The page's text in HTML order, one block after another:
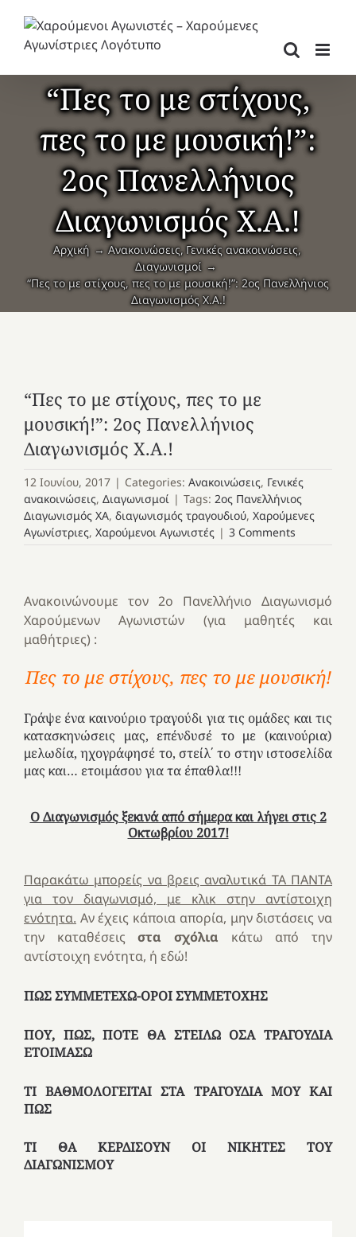
περιεχόμενο
“Πες το με στίχους,
πες το με μουσική!”:
2ος Πανελλήνιος
Διαγωνισμός Χ.Α.!
Αρχική Ανακοινώσεις Γενικές ανακοινώσεις
Διαγωνισμοί
“Πες το με στίχους, πες το με μουσική!”: 2ος Πανελλήνιος
Διαγωνισμός Χ.Α.!
“Πες το με στίχους, πες το με
μουσική!”: 2ος Πανελλήνιος
Διαγωνισμός Χ.Α.!
12 Ιουνίου, 2017 | Categories: Ανακοινώσεις, Γενικές
ανακοινώσεις, Διαγωνισμοί | Tags: 2ος Πανελλήνιος
Διαγωνισμός ΧΑ, διαγωνισμός τραγουδιού, Χαρούμενες
Αγωνίστριες, Χαρούμενοι Αγωνιστές | 3 Comments
Ανακοινώνουμε τον 2ο Πανελλήνιο Διαγωνισμό
Χαρούμενων Αγωνιστών (για μαθητές και
μαθήτριες) :
Πες το με στίχους, πες το με μουσική!
Γράψε ένα καινούριο τραγούδι για τις ομάδες και τις
κατασκηνώσεις μας, επένδυσέ το με (καινούρια)
μελωδία, ηχογράφησέ το, στείλ΄ το στην ιστοσελίδα
μας και… ετοιμάσου για τα έπαθλα!!!
Ο Διαγωνισμός ξεκινά από σήμερα και λήγει στις 2
Οκτωβρίου 2017!
Παρακάτω μπορείς να βρεις αναλυτικά ΤΑ ΠΑΝΤΑ
για τον διαγωνισμό, με κλικ στην αντίστοιχη
ενότητα. Αν έχεις κάποια απορία, μην διστάσεις να
την καταθέσειςστα σχόλια κάτω από την
αντίστοιχη ενότητα, ή εδώ!
ΠΩΣ ΣΥΜΜΕΤΕΧΩ-ΟΡΟΙ ΣΥΜΜΕΤΟΧΗΣ
ΠΟΥ, ΠΩΣ, ΠΟΤΕ ΘΑ ΣΤΕΙΛΩ ΟΣΑ ΤΡΑΓΟΥΔΙΑ
ΕΤΟΙΜΑΣΩ
ΤΙ ΒΑΘΜΟΛΟΓΕΙΤΑΙ ΣΤΑ ΤΡΑΓΟΥΔΙΑ ΜΟΥ ΚΑΙ
ΠΩΣ
ΤΙ ΘΑ ΚΕΡΔΙΣΟΥΝ ΟΙ ΝΙΚΗΤΕΣ ΤΟΥ
ΔΙΑΓΩΝΙΣΜΟΥ